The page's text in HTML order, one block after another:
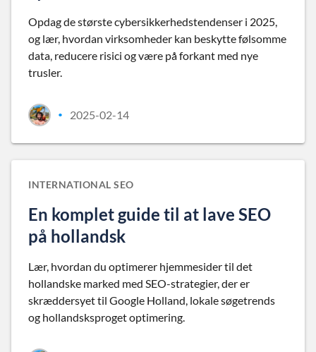
Opdag de største cybersikkerhedstendenser i 2025,
og lær, hvordan virksomheder kan beskytte følsomme
data, reducere risici og være på forkant med nye
trusler.
• 2025-02-14
INTERNATIONAL SEO
En komplet guide til at lave SEO
på hollandsk
Lær, hvordan du optimerer hjemmesider til det
hollandske marked med SEO-strategier, der er
skræddersyet til Google Holland, lokale søgetrends
og hollandsksproget optimering.